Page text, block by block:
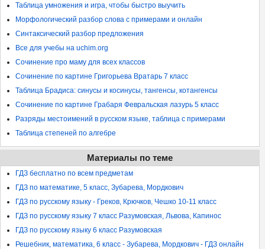
Таблица умножения и игра, чтобы быстро выучить
Морфологический разбор слова с примерами и онлайн
Синтаксический разбор предложения
Все для учебы на uchim.org
Сочинение про маму для всех классов
Сочинение по картине Григорьева Вратарь 7 класс
Таблица Брадиса: синусы и косинусы, тангенсы, котангенсы
Сочинение по картине Грабаря Февральская лазурь 5 класс
Разряды местоимений в русском языке, таблица с примерами
Таблица степеней по алгебре
Материалы по теме
ГДЗ бесплатно по всем предметам
ГДЗ по математике, 5 класс, Зубарева, Мордкович
ГДЗ по русскому языку - Греков, Крючков, Чешко 10-11 класс
ГДЗ по русскому языку 7 класс Разумовская, Львова, Капинос
ГДЗ по русскому языку 6 класс Разумовская
Решебник, математика, 6 класс - Зубарева, Мордкович - ГДЗ онлайн